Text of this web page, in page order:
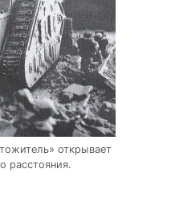
открывает
расстояния.